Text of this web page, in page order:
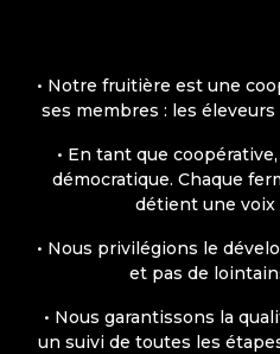
• Notre fruitière est une
ses membres : les
• En tant que
démocratique. Chaque
détient une voix
• Nous privilégions le
et pas de
• Nous garantissons la
un suivi de toutes les